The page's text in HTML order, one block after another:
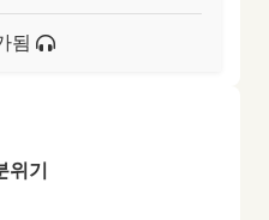
됨
위기